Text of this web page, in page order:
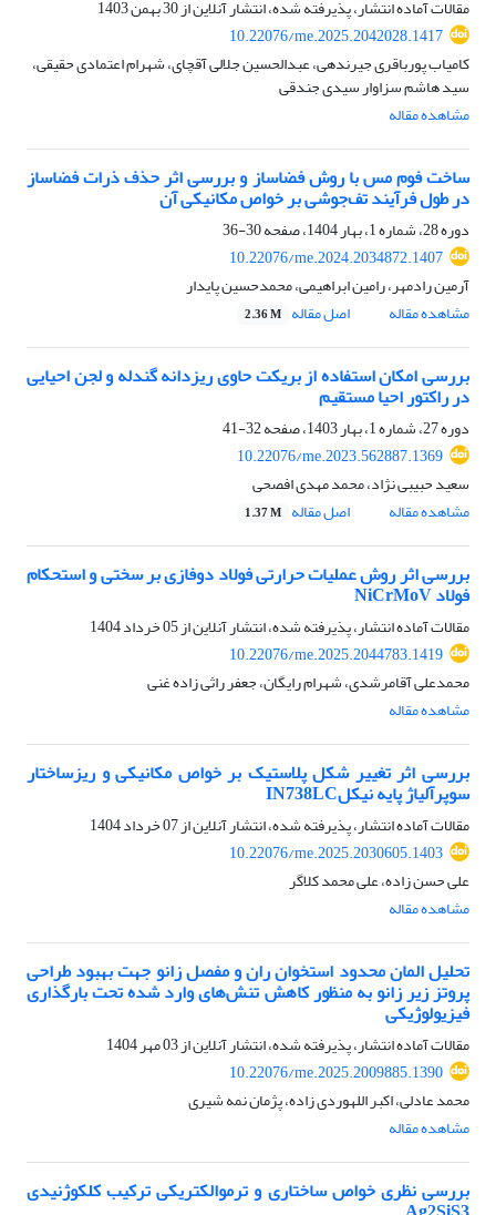
مقالات آماده انتشار، پذیرفته شده، انتشار آنلاین از30 بهمن 1403
10.22076/me.2025.2042028.1417
کامیاب پورباقری جیرندهی، عبدالحسین جلالی آقچای، شهرام اعتمادی حقیقی،
سید هاشم سزاوار سیدی جندقی
مشاهده مقاله
ساخت فوم مس با روش فضا‌ساز و بررسی اثر حذف ذرات فضا‌ساز
در طول فرآیند تف‌جوشی بر خواص مکانیکی آن
دوره 28، شماره 1، بهار 1404، صفحه
30-36
10.22076/me.2024.2034872.1407
آرمین رادمهر، رامین ابراهیمی، محمدحسین پایدار
مشاهده مقاله
اصل مقاله 2.36 M
بررسی امکان استفاده از بریکت حاوی ریزدانه گندله و لجن احیایی
در راکتور احیا مستقیم
دوره 27، شماره 1، بهار 1403، صفحه
32-41
10.22076/me.2023.562887.1369
سعید حبیبی نژاد، محمد مهدی افصحی
مشاهده مقاله
اصل مقاله 1.37 M
بررسی اثر روش عملیات حرارتی فولاد دوفازی بر سختی و استحکام
فولاد NiCrMoV
مقالات آماده انتشار، پذیرفته شده، انتشار آنلاین از05 خرداد 1404
10.22076/me.2025.2044783.1419
محمدعلی آقامرشدی، شهرام رایگان، جعفر راثی زاده غنی
مشاهده مقاله
بررسی اثر تغییر شکل پلاستیک بر خواص مکانیکی و ریزساختار
سوپرآلیاژ پایه نیکلIN738LC
مقالات آماده انتشار، پذیرفته شده، انتشار آنلاین از07 خرداد 1404
10.22076/me.2025.2030605.1403
علی حسن زاده، علی محمد کلاگر
مشاهده مقاله
تحلیل المان محدود استخوان ران و مفصل زانو جهت بهبود طراحی
پروتز زیر زانو به منظور کاهش تنش‌های وارد شده تحت بارگذاری
فیزیولوژیکی
مقالات آماده انتشار، پذیرفته شده، انتشار آنلاین از03 مهر 1404
10.22076/me.2025.2009885.1390
محمد عادلی، اکبر اللهوردی زاده، پژمان نمه شیری
مشاهده مقاله
بررسی نظری خواص ساختاری و ترموالکتریکی ترکیب کلکوژنیدی